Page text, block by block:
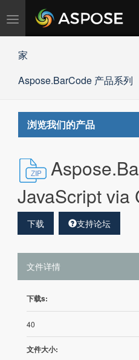
切
航家
Aspose.BarCode 产品系列
浏览我们的产品
JavaScript via
下载 支持论坛
文件详情
下载s:
40
文件大小: